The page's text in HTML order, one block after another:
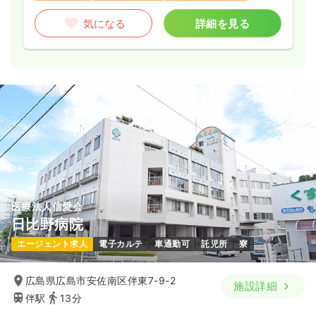
気になる 詳細を見る
医療法人信愛会
日比野病院
エージェント求人 電子カルテ 車通勤可 託児所 寮
広島県広島市安佐南区伴東7-9-2
伴駅
13分
施設詳細